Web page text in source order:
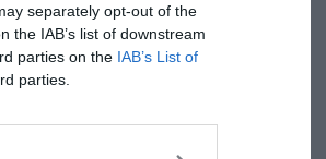
separately opt-out of the
the IAB’s list of downstream
parties on the IAB’s List of
parties.